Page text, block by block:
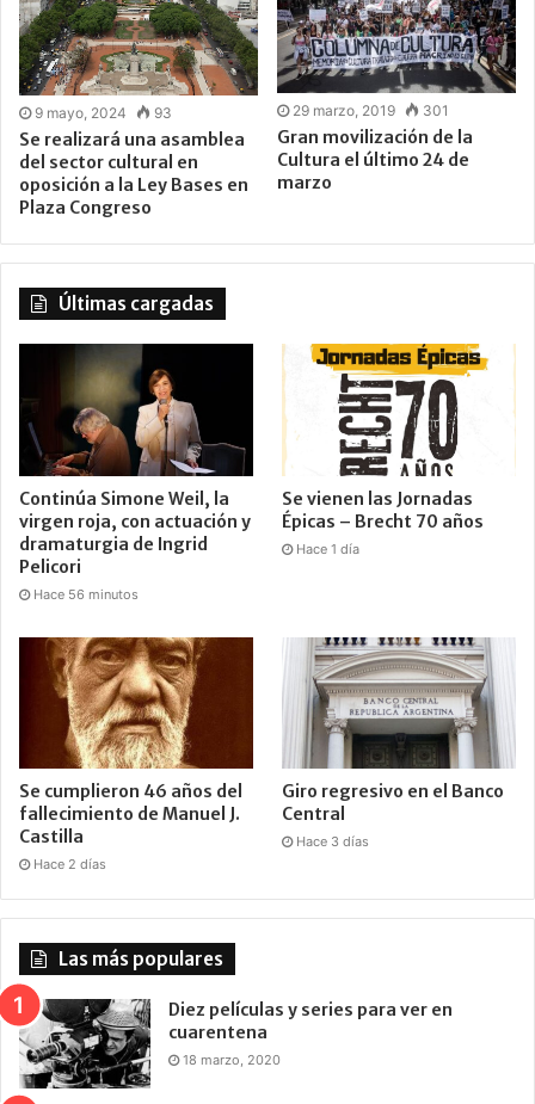
9 mayo, 2024 93
Se realizará una asamblea
del sector cultural en
oposición a la Ley Bases en
Plaza Congreso
29 marzo, 2019 301
Gran movilización de la
Cultura el último 24 de
marzo
Últimas cargadas
Continúa Simone Weil, la
virgen roja, con actuación y
dramaturgia de Ingrid
Pelicori
Hace 56 minutos
Se vienen las Jornadas
Épicas – Brecht 70 años
Hace 1 día
Se cumplieron 46 años del
fallecimiento de Manuel J.
Castilla
Hace 2 días
Giro regresivo en el Banco
Central
Hace 3 días
Las más populares
Diez películas y series para ver en
cuarentena
18 marzo, 2020